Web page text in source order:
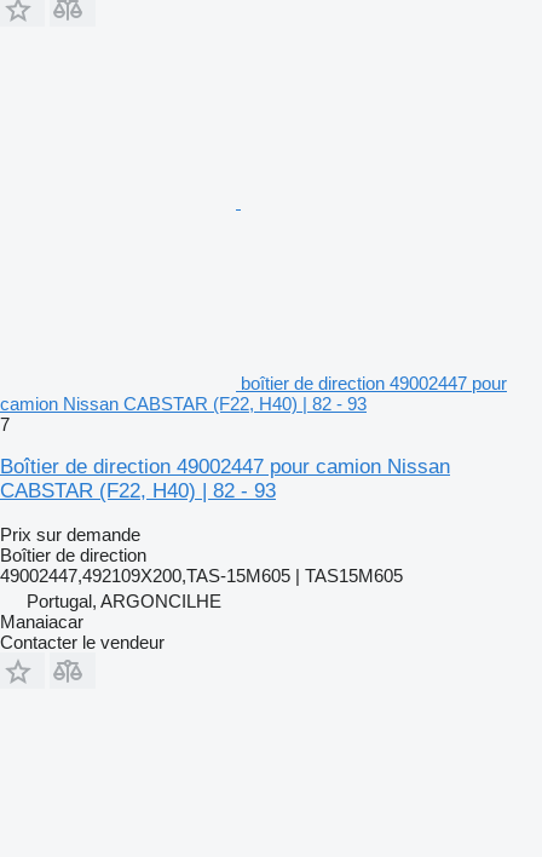
boîtier de direction 49002447 pour
camion Nissan CABSTAR (F22, H40) | 82 - 93
7
Boîtier de direction 49002447 pour camion Nissan
CABSTAR (F22, H40) | 82 - 93
Prix sur demande
Boîtier de direction
49002447,492109X200,TAS-15M605 | TAS15M605
Portugal, ARGONCILHE
Manaiacar
Contacter le vendeur